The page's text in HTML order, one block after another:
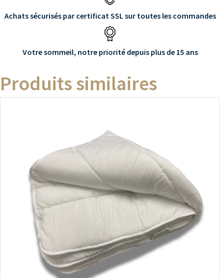
Achats sécurisés par certificat SSL sur toutes les commandes
Votre sommeil, notre priorité depuis plus de 15 ans
Produits similaires